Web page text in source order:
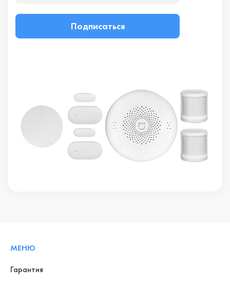
Подписаться
МЕНЮ
Гарантия